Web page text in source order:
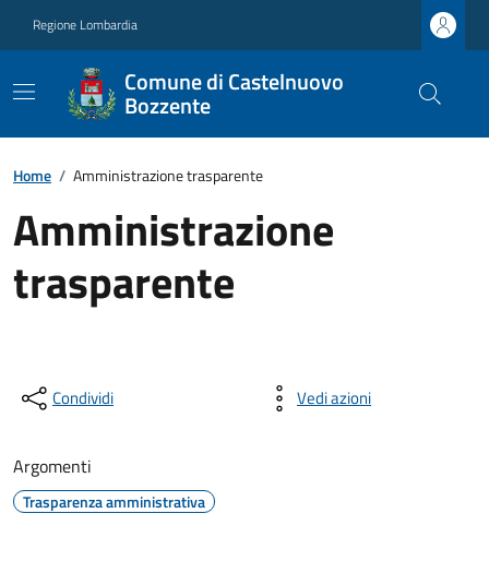
Regione Lombardia
Comune di Castelnuovo
Bozzente
Home / Amministrazione trasparente
Amministrazione
trasparente
Condividi Vedi azioni
Argomenti
Trasparenza amministrativa